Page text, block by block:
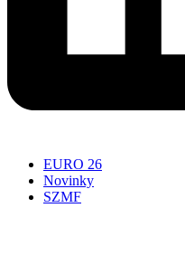
EURO 26
Novinky
SZMF